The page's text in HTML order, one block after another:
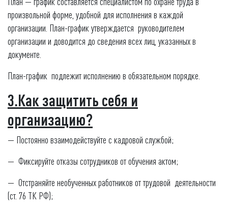
произвольной форме, удобной для исполнения в каждой
организации. План-график утверждается руководителем
организации и доводится до сведения всех лиц, указанных в
документе.
План-график подлежит исполнению в обязательном порядке.
3.Как защитить себя и
организацию?
— Постоянно взаимодействуйте с кадровой службой;
— Фиксируйте отказы сотрудников от обучения актом;
— Отстраняйте необученных работников от трудовой деятельности
(ст. 76 ТК РФ);